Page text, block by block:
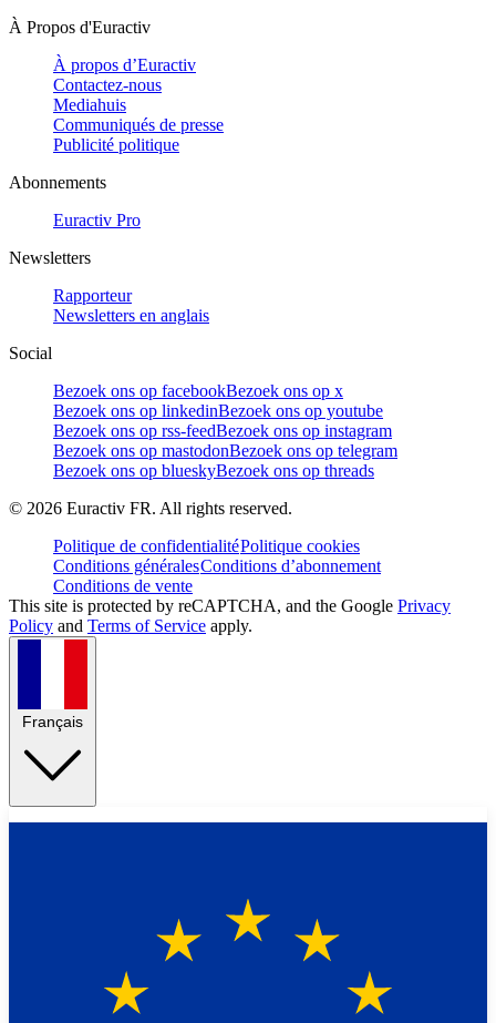
À Propos d'Euractiv
À propos d’Euractiv
Contactez-nous
Mediahuis
Communiqués de presse
Publicité politique
Abonnements
Euractiv Pro
Newsletters
Rapporteur
Newsletters en anglais
Social
Bezoek ons op facebookBezoek ons op x
Bezoek ons op linkedinBezoek ons op youtube
Bezoek ons op rss-feedBezoek ons op instagram
Bezoek ons op mastodonBezoek ons op telegram
Bezoek ons op blueskyBezoek ons op threads
© 2026 Euractiv FR. All rights reserved.
Politique de confidentialitéPolitique cookies
Conditions généralesConditions d’abonnement
Conditions de vente
This site is protected by reCAPTCHA, and the Google Privacy
Policy and Terms of Service apply.
Français